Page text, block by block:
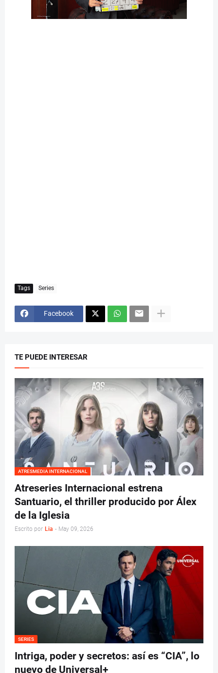
Tags Series
Facebook
TE PUEDE INTERESAR
ATRESMEDIA INTERNACIONAL
Atreseries Internacional estrena
Santuario, el thriller producido por Álex
de la Iglesia
Escrito por Lia - May 09, 2026
SERIES
Intriga, poder y secretos: así es “CIA”, lo
nuevo de Universal+